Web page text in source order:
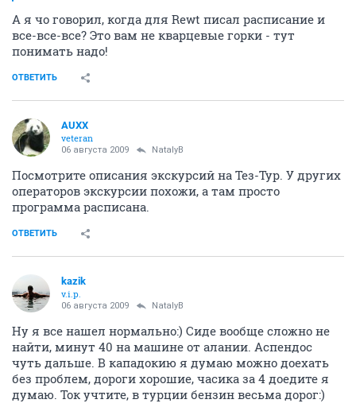
А я чо говорил, когда для Rewt писал расписание и
все-все-все? Это вам не кварцевые горки - тут
понимать надо!
ОТВЕТИТЬ
AUXX
veteran
06 августа 2009 NatalyB
Посмотрите описания экскурсий на Тез-Тур. У других
операторов экскурсии похожи, а там просто
программа расписана.
ОТВЕТИТЬ
kazik
v.i.p.
06 августа 2009 NatalyB
Ну я все нашел нормально:) Сиде вообще сложно не
найти, минут 40 на машине от алании. Аспендос
чуть дальше. В кападокию я думаю можно доехать
без проблем, дороги хорошие, часика за 4 доедите я
думаю. Ток учтите, в турции бензин весьма дорог:)